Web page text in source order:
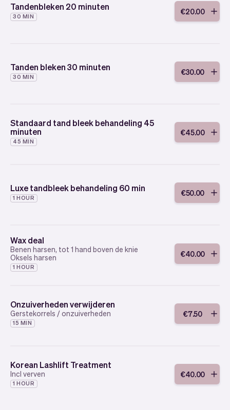
Tandenbleken 20 minuten
30 MIN
€20.00
Tanden bleken 30 minuten
30 MIN
€30.00
Standaard tand bleek behandeling 45
minuten
45 MIN
€45.00
Luxe tandbleek behandeling 60 min
1 HOUR
€50.00
Wax deal
Benen harsen, tot 1 hand boven de knie
Oksels harsen
1 HOUR
€40.00
Onzuiverheden verwijderen
Gerstekorrels / onzuiverheden
15 MIN
€7.50
Korean Lashlift Treatment
Incl verven
1 HOUR
€40.00